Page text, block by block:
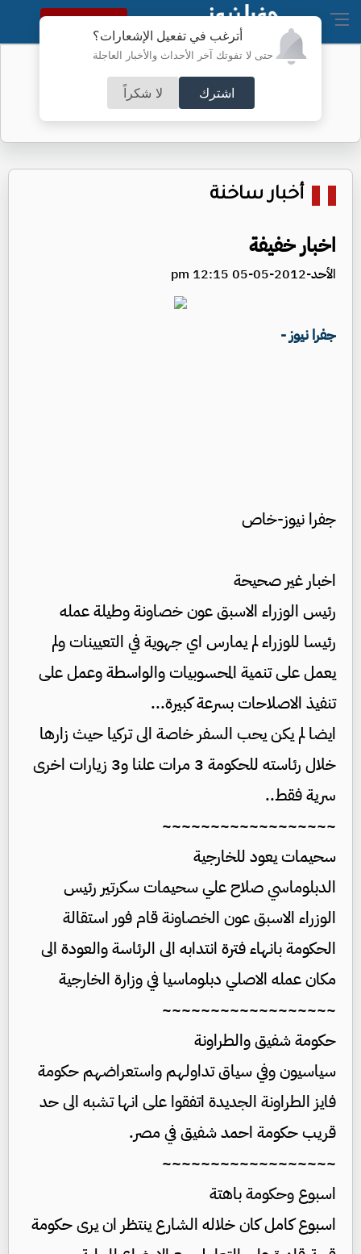
أترغب في تفعيل الإشعارات؟
حتى لا تفوتك آخر الأحداث والأخبار العاجلة
اشترك لا شكراً
النسخة الكاملة
معلومات
أخبار ساخنة
اخبار خفيفة
الأحد-2012-05-05 12:15 pm
جفرا نيوز -
جفرا نيوز-خاص
اخبار غير صحيحة
رئيس الوزراء الاسبق عون خصاونة وطيلة عمله
رئيسا للوزراء لم يمارس اي جهوية في التعيينات ولم
يعمل على تنمية المحسوبيات والواسطة وعمل على
تنفيذ الاصلاحات بسرعة كبيرة...
ايضا لم يكن يحب السفر خاصة الى تركيا حيث زارها
خلال رئاسته للحكومة 3 مرات علنا و3 زيارات اخرى
سرية فقط..
~~~~~~~~~~~~~~~~~~
سحيمات يعود للخارجية
الدبلوماسي صلاح علي سحيمات سكرتير رئيس
الوزراء الاسبق عون الخصاونة قام فور استقالة
الحكومة بانهاء فترة انتدابه الى الرئاسة والعودة الى
مكان عمله الاصلي دبلوماسيا في وزارة الخارجية
~~~~~~~~~~~~~~~~~~
حكومة شفيق والطراونة
سياسيون وفي سياق تداولهم واستعراضهم حكومة
فايز الطراونة الجديدة اتفقوا على انها تشبه الى حد
قريب حكومة احمد شفيق في مصر.
~~~~~~~~~~~~~~~~~~
اسبوع وحكومة باهتة
اسبوع كامل كان خلاله الشارع ينتظر ان يرى حكومة